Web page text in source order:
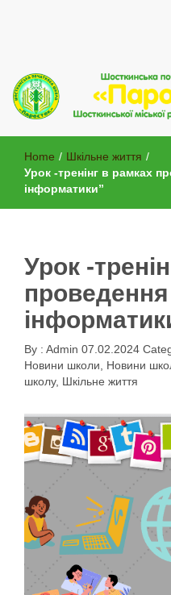
Шосткинська
"Паросток"
Home / Шкільне життя /
Урок -тренінг в рамках
інформатики”
Урок -
By : Admin 07.02.2024
Новини школи, Новини
школу, Шкільне життя